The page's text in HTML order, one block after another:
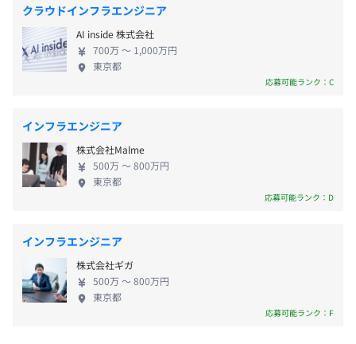
開発研修：システム開発の基本的な流れ、開発スキル・知
識を学ぶ。
AWS研修：AWSの設計や運用管理の知識を学ぶ。
製品研修：自社パッケージソフトウェアの詳細や使用方法
Office研修：Excel、PowerPointなど、基本的なスキル取
得。
業界研修：ITベンダー主催の各種セミナー・カンファレン
スへの参加など。
【作業環境】
デスクトップPC1台～2台（OS：Windows 11 Pro、
・資格手当（簿記系資格：月額3,000円～50,000円、情報
系資格：月額5,000円～50,000円）
・退職金制度
・確定確定拠出年金制度
決算賞与（1月）
社会保険完備（健康保険・厚生年金・雇用保険・労災保
ん、エンジニアでも会計系の有資格者が多数在籍し
ています。また、コンサルタントが集めたお客様のニ
ーズは常にエンジニアにも共有されます。エンジニア
にとっては、開発に必要なスキルを身に着けられる
学べる環境が整っている、ということです。この環境
こそが、「ユーザー志向なソフトウェア」を生み出
す源となっています。 ◆入社後の研修も力をいれて
おります！ ①新入社員研修（新卒向け） 入社後3ヶ
月間ほど、外部研修を受けていただきます。（ビジネ
OJT研修を中心に開発メンバー全員でフォローアップ
します。またメンター制度もありますので、安心して
業務に取り組むことができます。 ②いつでも受講可
能！動画研修 社員全員がいつでも受講できる「動画
クラウドインフラエンジニア
AI inside 株式会社
700万 〜 1,000万円
東京都
応募可能ランク：C
インフラエンジニア
株式会社Malme
500万 〜 800万円
東京都
応募可能ランク：D
インフラエンジニア
株式会社ギガ
500万 〜 800万円
東京都
応募可能ランク：F